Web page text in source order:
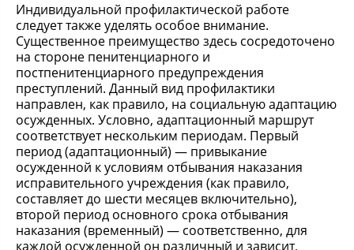
Индивидуальной профилактической работе
следует также уделять особое внимание.
Существенное преимущество здесь сосредоточено
на стороне пенитенциарного и
постпенитенциарного предупреждения
преступлений. Данный вид профилактики
направлен, как правило, на социальную адаптацию
осужденных. Условно, адаптационный маршрут
соответствует нескольким периодам. Первый
период (адаптационный) — привыкание
осужденной к условиям отбывания наказания
исправительного учреждения (как правило,
составляет до шести месяцев включительно),
второй период основного срока отбывания
наказания (временный) — соответственно, для
каждой осужденной он различный и зависит,